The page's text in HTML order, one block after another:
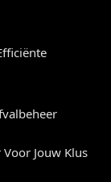
Jouw Klus